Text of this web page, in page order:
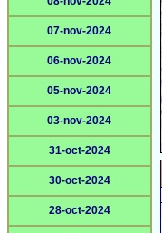
07-nov-2024
06-nov-2024
05-nov-2024
03-nov-2024
31-oct-2024
30-oct-2024
28-oct-2024